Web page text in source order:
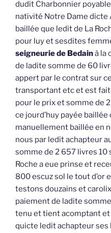
dudit Charbonnier
nativité Notre Dame dicte
baillée que ledit de La
pour luy et sesdites
seigneurie de Bedainà la
de ladite somme de 60
appert par le contrat sur
transportant etc et est
pour le prix et somme de
ce jourd’huy payée
manuellement baillée en
nous par ledit achapteur
somme de 2 657 livres
Roche a eue prinse et
800 escuz sol le tout d’or
testons douzains et
paiement de ladite
tenu et tient acomptant
quicte ledit achapteur ses